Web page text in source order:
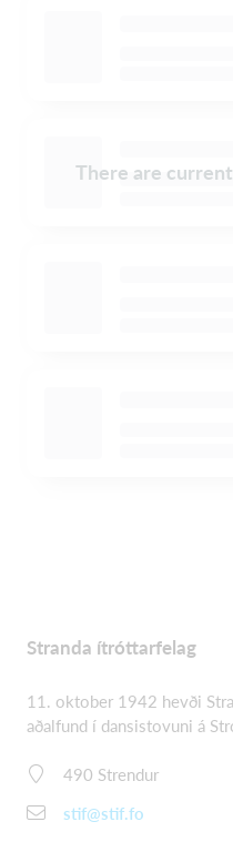
There are
Stranda ítróttarfelag
11. oktober 1942 hevði
aðalfund í dansistovuni á
490 Strendur
stif@stif.fo